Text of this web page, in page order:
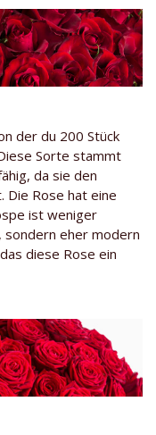
der du 200 Stück
Sorte stammt
da sie den
Die Rose hat eine
ist weniger
sondern eher modern
diese Rose ein